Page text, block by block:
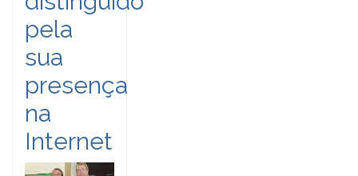
pela
sua
presença
na
Internet